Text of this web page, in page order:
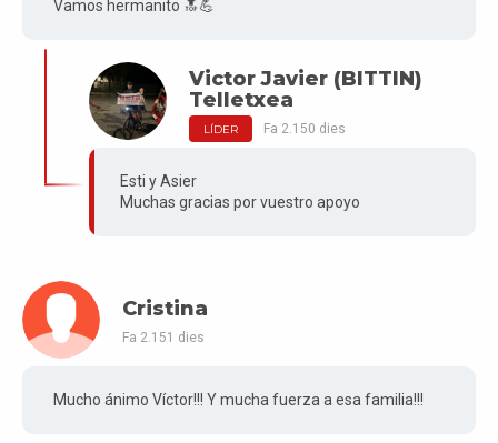
Vamos hermanito 🔝💪
Victor Javier (BITTIN)
Telletxea
LÍDER Fa 2.150 dies
Esti y Asier
Muchas gracias por vuestro apoyo
Cristina
Fa 2.151 dies
Mucho ánimo Víctor!!! Y mucha fuerza a esa familia!!!